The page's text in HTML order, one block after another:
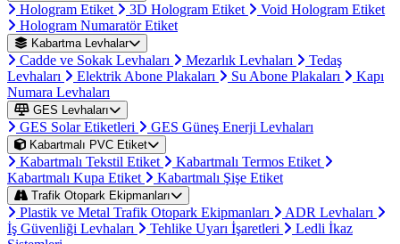
Hologram Etiket 3D Hologram Etiket
Void Hologram Etiket
Hologram Numaratör Etiket
Kabartma Levhalar
Cadde ve Sokak Levhaları Mezarlık Levhaları
Tedaş
Levhaları
Elektrik Abone Plakaları Su Abone Plakaları
Kapı
Numara Levhaları
GES Levhaları
GES Solar Etiketleri GES Güneş Enerji Levhaları
Kabartmalı PVC Etiket
Kabartmalı Tekstil Etiket
Kabartmalı Termos Etiket
Kabartmalı Kupa Etiket
Kabartmalı Şişe Etiket
Trafik Otopark Ekipmanları
Plastik ve Metal Trafik Otopark Ekipmanları
ADR Levhaları
İş Güvenliği Levhaları
Tehlike Uyarı İşaretleri
Ledli İkaz